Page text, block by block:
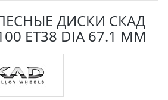
ДИСКИ СКАД
ET38 DIA 67.1 ММ